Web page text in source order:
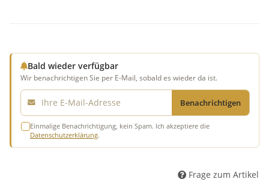
Bald wieder verfügbar
Wir benachrichtigen Sie per E-Mail, sobald es wieder da ist.
E-Mail
Benachrichtigen
Einmalige Benachrichtigung, kein Spam. Ich akzeptiere die
Datenschutzerklärung.
Frage zum Artikel